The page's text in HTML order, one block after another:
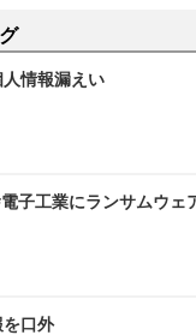
人情報漏えい
子工業にランサムウェ
口外